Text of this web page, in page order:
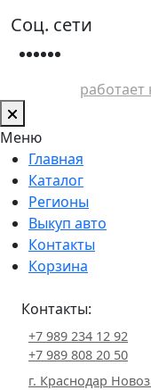
Соц. сети
Меню
Главная
Каталог
Регионы
Выкуп авто
Контакты
Корзина
Контакты:
+7 989 234 12 92
+7 989 808 20 50
г. Краснодар